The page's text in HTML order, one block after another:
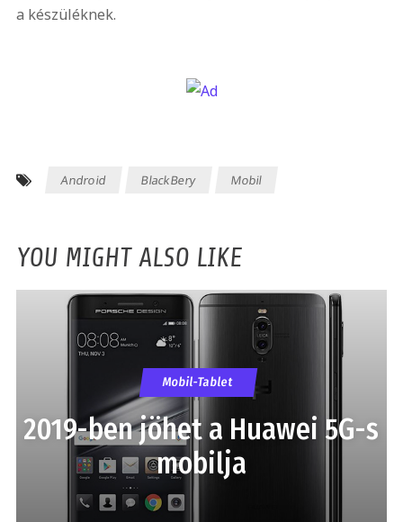
a készüléknek.
Android BlackBery Mobil
YOU MIGHT ALSO LIKE
Mobil-Tablet
2019-ben jöhet a Huawei 5G-s
mobilja